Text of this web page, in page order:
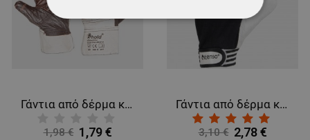
Γάντια από δέρμα και ύφασμα DRIVER
1,98 € 1,79 €
Γάντια από δέρμα και ύφασμα GILT BLACK
3,10 € 2,78 €
ΑΠΟΛΎΤΩΣ ΑΠΑΡΑΊΤΗΤΑ
ΑΠΌΔΟΣΗΣ ΣΤΌΧΕΥΣΗΣ